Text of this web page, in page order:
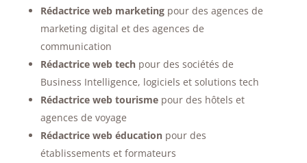
Rédactrice web marketingpour des agences de
marketing digital et des agences de
communication
Rédactrice web techpour des sociétés de
Business Intelligence, logiciels et solutions tech
Rédactrice web tourismepour des hôtels et
agences de voyage
Rédactrice web éducationpour des
établissements et formateurs